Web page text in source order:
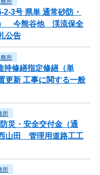
所
3号 県単 通常砂防・
） 今熊谷他 渓流保全
公告
所
修繕指定修繕（単
更新 工事に関する一般
所
災・安全交付金（通
山田 管理用道路工工
所